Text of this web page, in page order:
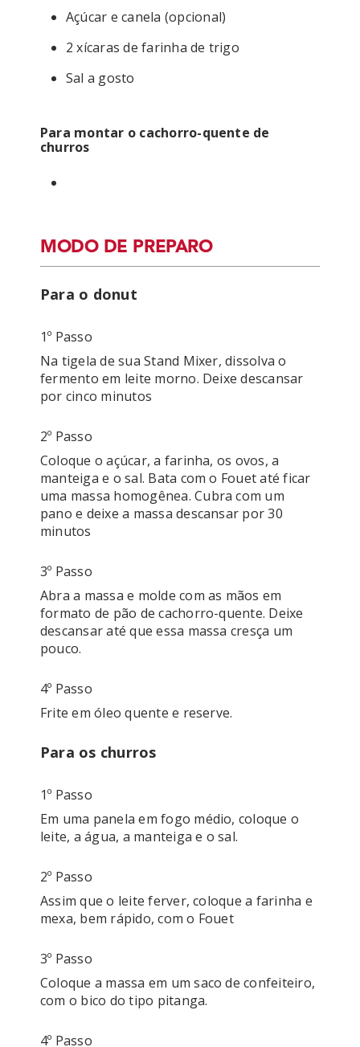
Açúcar e canela (opcional)
2 xícaras de farinha de trigo
Sal a gosto
Para montar o cachorro-quente de
churros
MODO DE PREPARO
Para o donut
1º Passo
Na tigela de sua Stand Mixer, dissolva o
fermento em leite morno. Deixe descansar
por cinco minutos
2º Passo
Coloque o açúcar, a farinha, os ovos, a
manteiga e o sal. Bata com o Fouet até ficar
uma massa homogênea. Cubra com um
pano e deixe a massa descansar por 30
minutos
3º Passo
Abra a massa e molde com as mãos em
formato de pão de cachorro-quente. Deixe
descansar até que essa massa cresça um
4º Passo
Frite em óleo quente e reserve.
Para os churros
1º Passo
Em uma panela em fogo médio, coloque o
2º Passo
Assim que o leite ferver, coloque a farinha e
mexa, bem rápido, com o Fouet
3º Passo
Coloque a massa em um saco de confeiteiro,
com o bico do tipo pitanga.
4º Passo